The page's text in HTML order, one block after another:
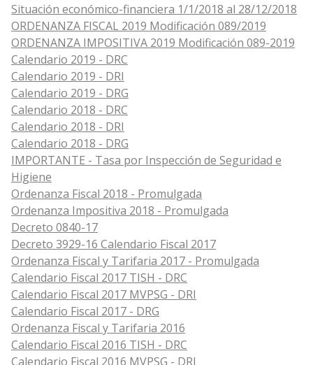
Situación económico-financiera 1/1/2018 al 28/12/2018
ORDENANZA FISCAL 2019 Modificación 089/2019
ORDENANZA IMPOSITIVA 2019 Modificación 089-2019
Calendario 2019 - DRC
Calendario 2019 - DRI
Calendario 2019 - DRG
Calendario 2018 - DRC
Calendario 2018 - DRI
Calendario 2018 - DRG
IMPORTANTE - Tasa por Inspección de Seguridad e
Higiene
Ordenanza Fiscal 2018 - Promulgada
Ordenanza Impositiva 2018 - Promulgada
Decreto 0840-17
Decreto 3929-16 Calendario Fiscal 2017
Ordenanza Fiscal y Tarifaria 2017 - Promulgada
Calendario Fiscal 2017 TISH - DRC
Calendario Fiscal 2017 MVPSG - DRI
Calendario Fiscal 2017 - DRG
Ordenanza Fiscal y Tarifaria 2016
Calendario Fiscal 2016 TISH - DRC
Calendario Fiscal 2016 MVPSG - DRI